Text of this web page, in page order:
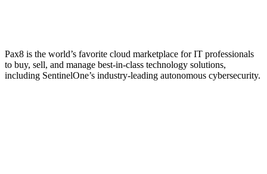
Pax8 is the world’s favorite cloud marketplace for IT professionals
to buy, sell, and manage best-in-class technology solutions,
including SentinelOne’s industry-leading autonomous cybersecurity.